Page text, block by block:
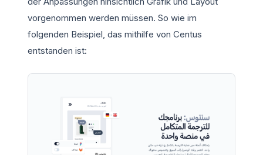
vorgenommen werden müssen. So wie im
folgenden Beispiel, das mithilfe von Centus
entstanden ist: